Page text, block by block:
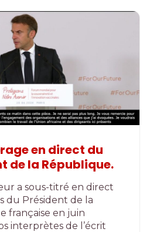
en direct du
de la République.
a sous-titré en direct
du Président de la
française en juin
interprètes de l’écrit